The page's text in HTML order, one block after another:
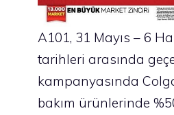
A101, 31 Mayıs – 6
tarihleri arasında
kampanyasında
bakım ürünlerinde